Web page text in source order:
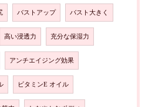
バストアップ バスト大きく
高い浸透力 充分な保湿力
アンチエイジング効果
ビタミンE オイル